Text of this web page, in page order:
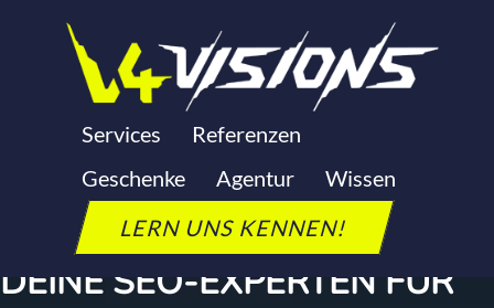
Services
Referenzen
Geschenke
Agentur
Wissen
LERN UNS KENNEN!
SEO AGENTUR
OSNABRÜCK
DEINE SEO-EXPERTEN FÜR